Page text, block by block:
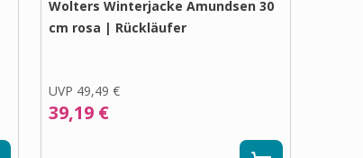
Wolters Winterjacke Amundsen 30
cm rosa | Rückläufer
UVP 49,49 €
39,19 €